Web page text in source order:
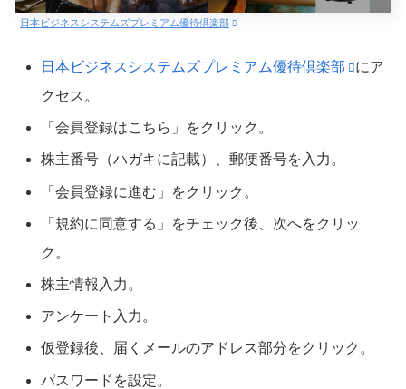
日本ビジネスシステムズプレミアム優待倶楽部
日本ビジネスシステムズプレミアム優待倶楽部
にア
クセス。
「会員登録はこちら」をクリック。
株主番号（ハガキに記載）、郵便番号を入力。
「会員登録に進む」をクリック。
「規約に同意する」をチェック後、次へをクリッ
ク。
株主情報入力。
アンケート入力。
仮登録後、届くメールのアドレス部分をクリック。
パスワードを設定。